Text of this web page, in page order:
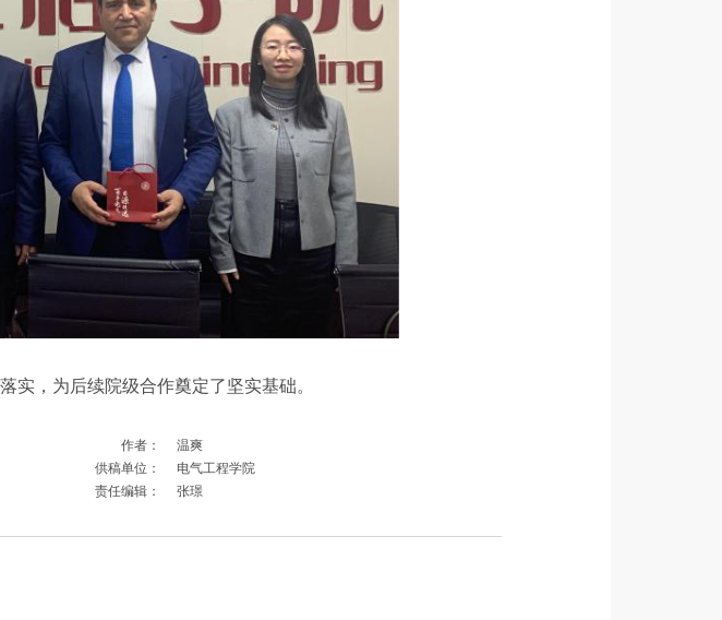
实，为后续院级合作奠定了坚实基础。
作者：
温爽
供稿单位：
电气工程学院
责任编辑：
张璟